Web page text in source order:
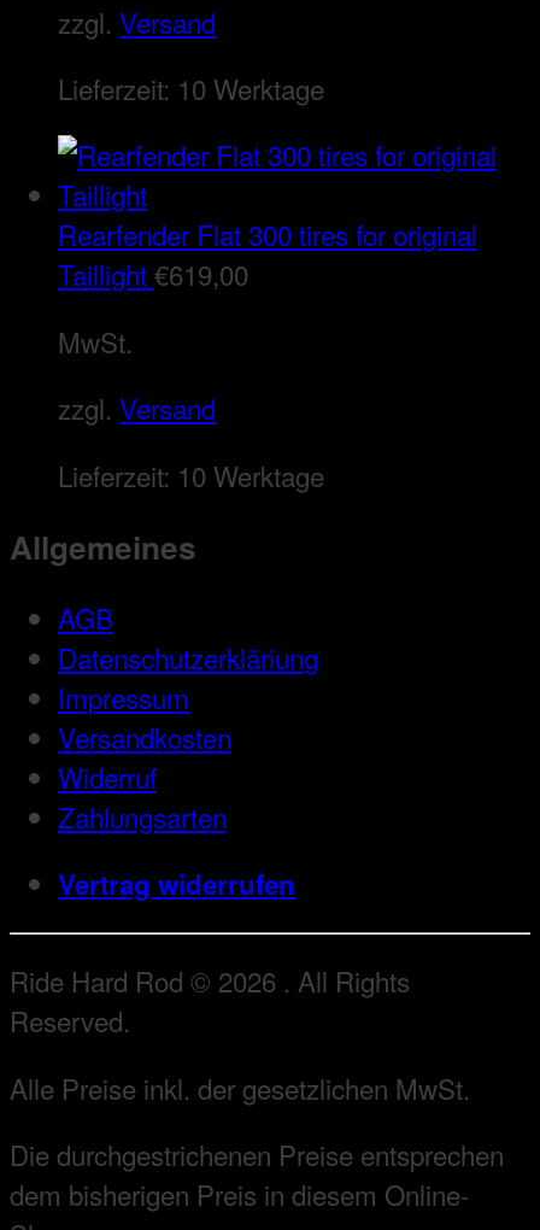
zzgl. Versand
Lieferzeit: 10 Werktage
Rearfender Flat 300 tires for original
Taillight€619,00
MwSt.
zzgl. Versand
Lieferzeit: 10 Werktage
Allgemeines
AGB
Datenschutzerkläriung
Impressum
Versandkosten
Widerruf
Zahlungsarten
Vertrag widerrufen
Ride Hard Rod © 2026 . All Rights
Reserved.
Alle Preise inkl. der gesetzlichen MwSt.
Die durchgestrichenen Preise entsprechen
dem bisherigen Preis in diesem Online-